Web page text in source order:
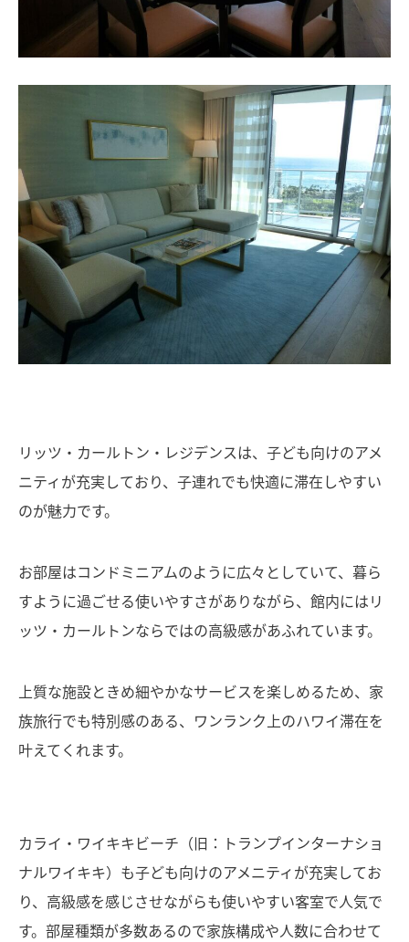
リッツ・カールトン・レジデンスは、子ども向けのアメ
ニティが充実しており、子連れでも快適に滞在しやすい
のが魅力です。
お部屋はコンドミニアムのように広々としていて、暮ら
すように過ごせる使いやすさがありながら、館内にはリ
ッツ・カールトンならではの高級感があふれています。
上質な施設ときめ細やかなサービスを楽しめるため、家
族旅行でも特別感のある、ワンランク上のハワイ滞在を
叶えてくれます。
カライ・ワイキキビーチ（旧：トランプインターナショ
ナルワイキキ）も子ども向けのアメニティが充実してお
り、高級感を感じさせながらも使いやすい客室で人気で
す。部屋種類が多数あるので家族構成や人数に合わせて